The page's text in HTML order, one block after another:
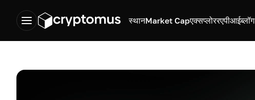
स्थानMarket Capएक्सप्लोररएपीआईब्लॉग